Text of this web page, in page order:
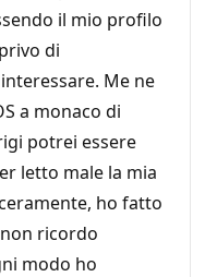
il mio profilo
di
Me ne
a monaco di
potrei essere
letto male la mia
ho fatto
ricordo
modo ho